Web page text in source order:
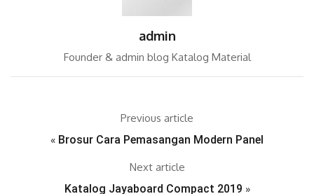
admin
Founder & admin blog Katalog Material
Previous article
« Brosur Cara Pemasangan Modern Panel
Next article
Katalog Jayaboard Compact 2019 »